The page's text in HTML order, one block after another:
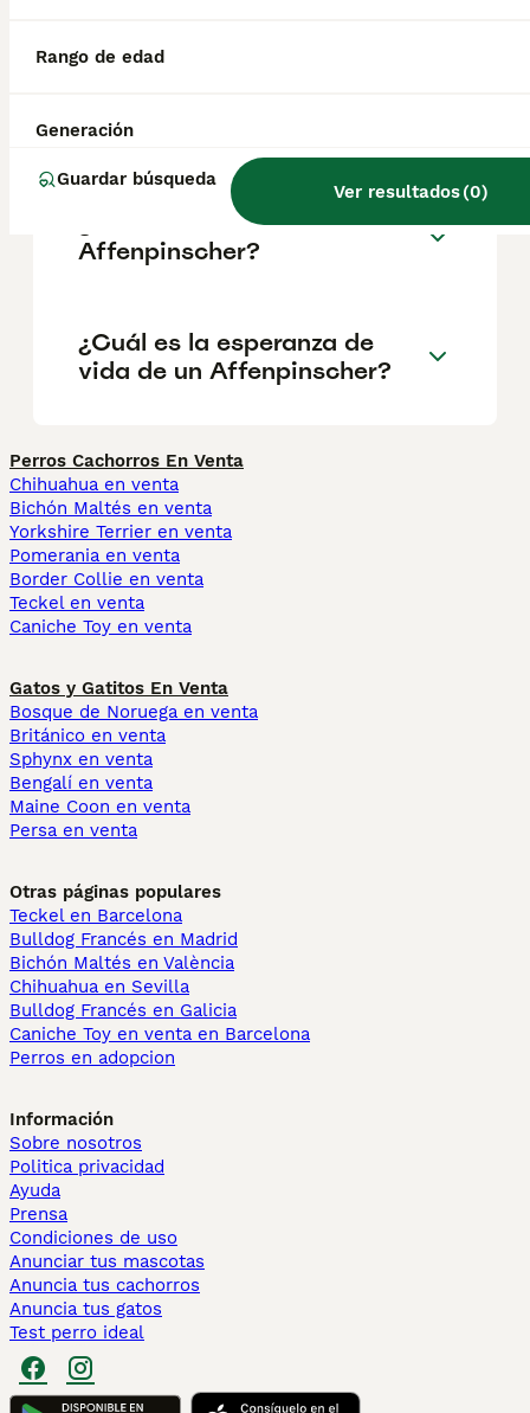
Rango de edad
Generación
Guardar búsqueda
Ver resultados(0)
Affenpinscher?
¿Qué tamaño tiene un
Affenpinscher?
¿Cuál es la esperanza de
vida de un Affenpinscher?
Perros Cachorros En Venta
Chihuahua en venta
Bichón Maltés en venta
Yorkshire Terrier en venta
Pomerania en venta
Border Collie en venta
Teckel en venta
Caniche Toy en venta
Gatos y Gatitos En Venta
Bosque de Noruega en venta
Británico en venta
Sphynx en venta
Bengalí en venta
Maine Coon en venta
Persa en venta
Otras páginas populares
Teckel en Barcelona
Bulldog Francés en Madrid
Bichón Maltés en València
Chihuahua en Sevilla
Bulldog Francés en Galicia
Caniche Toy en venta en Barcelona
Perros en adopcion
Información
Sobre nosotros
Politica privacidad
Ayuda
Prensa
Condiciones de uso
Anunciar tus mascotas
Anuncia tus cachorros
Anuncia tus gatos
Test perro ideal